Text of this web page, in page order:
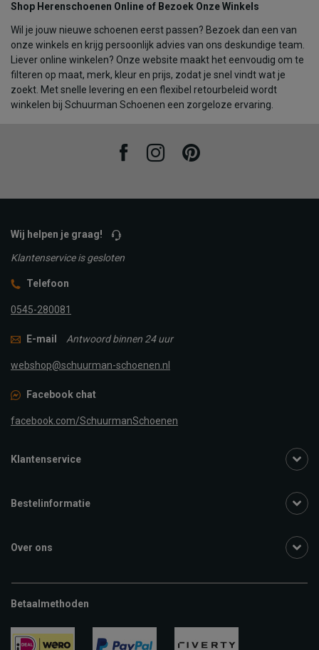
Shop Herenschoenen Online of Bezoek Onze Winkels
Wil je jouw nieuwe schoenen eerst passen? Bezoek dan een van
onze winkels en krijg persoonlijk advies van ons deskundige team.
Liever online winkelen? Onze website maakt het eenvoudig om te
filteren op maat, merk, kleur en prijs, zodat je snel vindt wat je
zoekt. Met snelle levering en een flexibel retourbeleid wordt
winkelen bij Schuurman Schoenen een zorgeloze ervaring.
FacebookInstagramPinterest
Wij helpen je graag!
Klantenservice is gesloten
Telefoon
0545-280081
E-mail Antwoord binnen 24 uur
webshop@schuurman-schoenen.nl
Facebook chat
facebook.com/SchuurmanSchoenen
Klantenservice
Bestelinformatie
Over ons
Betaalmethoden